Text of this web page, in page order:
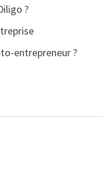
?
entrepreneur ?